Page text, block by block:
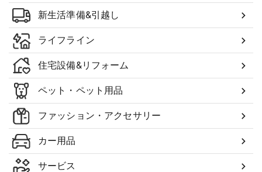
新生活準備&引越し
ライフライン
住宅設備&リフォーム
ペット・ペット用品
ファッション・アクセサリー
カー用品
サービス